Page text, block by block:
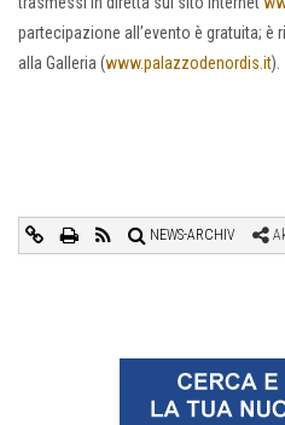
partecipazione all’evento è gratuita;
alla Galleria (www.palazzodenordis.it).
NEWS-ARCHIV